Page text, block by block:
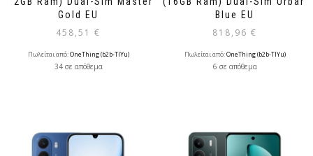
Gold EU
458,51 €
Πωλείται από:OneThing (b2b-TlYu)
34 σε απόθεμα
Blue EU
818,96 €
Πωλείται από:OneThing (b2b-TlYu)
6 σε απόθεμα